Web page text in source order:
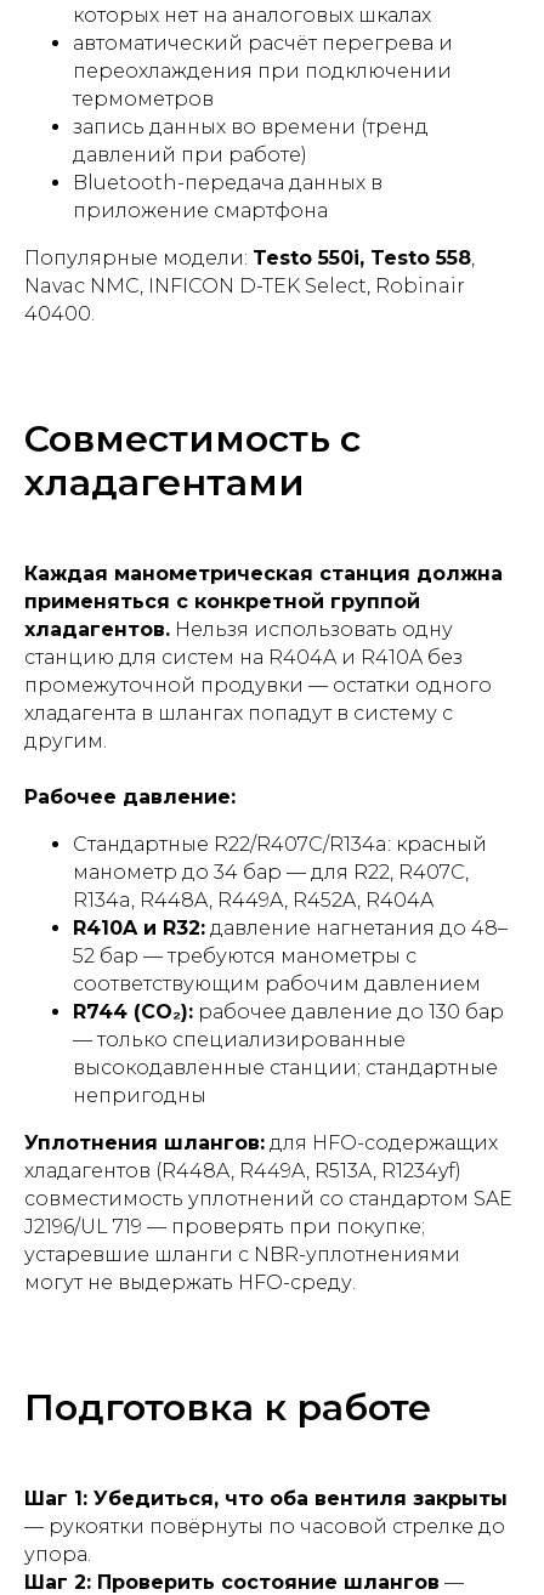
которых нет на аналоговых шкалах
автоматический расчёт перегрева и
переохлаждения при подключении
термометров
запись данных во времени (тренд
давлений при работе)
Bluetooth-передача данных в
приложение смартфона
Популярные модели: Testo 550i, Testo 558,
Navac NMC, INFICON D-TEK Select, Robinair
40400.
Совместимость с
хладагентами
Каждая манометрическая станция должна
применяться с конкретной группой
хладагентов. Нельзя использовать одну
станцию для систем на R404A и R410A без
промежуточной продувки — остатки одного
хладагента в шлангах попадут в систему с
другим.
Рабочее давление:
Стандартные R22/R407C/R134a: красный
манометр до 34 бар — для R22, R407C,
R134a, R448A, R449A, R452A, R404A
R410A и R32: давление нагнетания до 48–
52 бар — требуются манометры с
соответствующим рабочим давлением
R744 (CO₂): рабочее давление до 130 бар
— только специализированные
высокодавленные станции; стандартные
непригодны
Уплотнения шлангов: для HFO-содержащих
хладагентов (R448A, R449A, R513A, R1234yf)
совместимость уплотнений со стандартом SAE
J2196/UL 719 — проверять при покупке;
устаревшие шланги с NBR-уплотнениями
могут не выдержать HFO-среду.
Подготовка к работе
Шаг 1: Убедиться, что оба вентиля закрыты
— рукоятки повёрнуты по часовой стрелке до
упора.
Шаг 2: Проверить состояние шлангов —